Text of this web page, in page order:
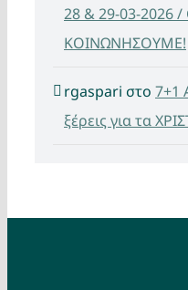
28 & 29-03-
ΚΟΙΝΩΝΗΣΟΥΜΕ!
rgaspari στο 7+1
ξέρεις για τα